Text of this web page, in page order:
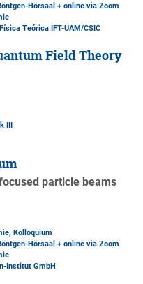
Hörsaal + online via Zoom
Teórica IFT-UAM/CSIC
Field Theory
III
particle beams
Kolloquium
Hörsaal + online via Zoom
Institut GmbH